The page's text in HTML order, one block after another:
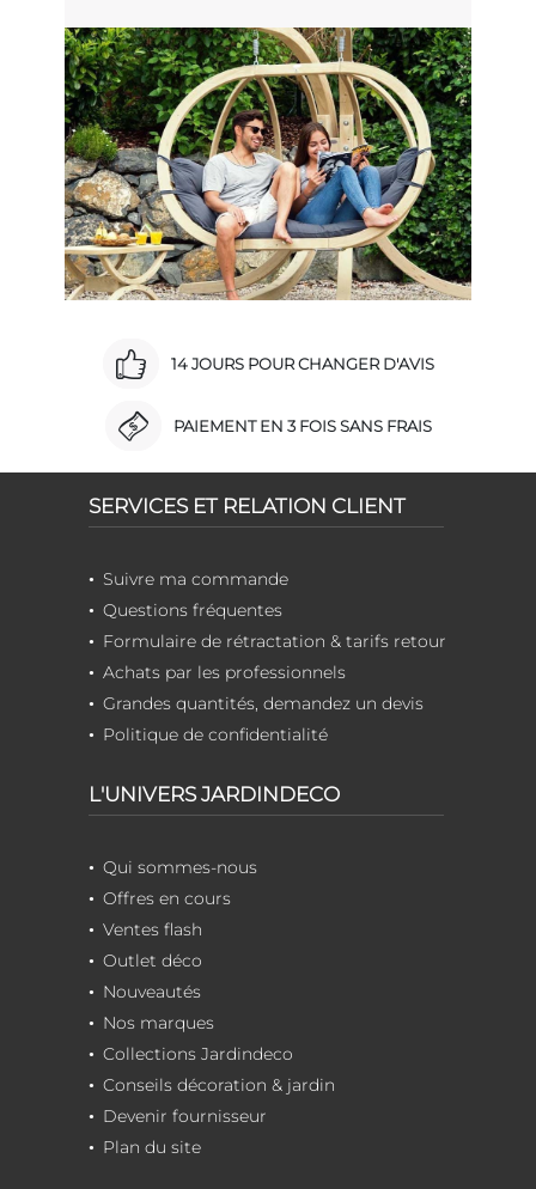
14 JOURS POUR CHANGER D'AVIS
PAIEMENT EN 3 FOIS SANS FRAIS
SERVICES ET RELATION CLIENT
Suivre ma commande
Questions fréquentes
Formulaire de rétractation & tarifs retour
Achats par les professionnels
Grandes quantités, demandez un devis
Politique de confidentialité
L'UNIVERS JARDINDECO
Qui sommes-nous
Offres en cours
Ventes flash
Outlet déco
Nouveautés
Nos marques
Collections Jardindeco
Conseils décoration & jardin
Devenir fournisseur
Plan du site